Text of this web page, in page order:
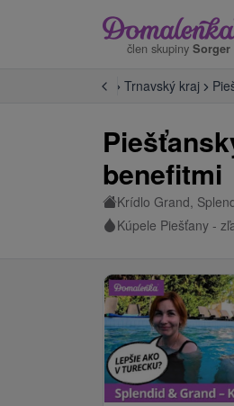
člen skupiny Sorger
Slovensko Trnavský kraj
benefitmi
Krídlo Grand,
Kúpele Piešťany -